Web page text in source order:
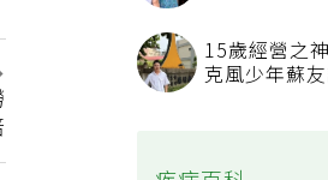
15歲經營之
克風少年蘇